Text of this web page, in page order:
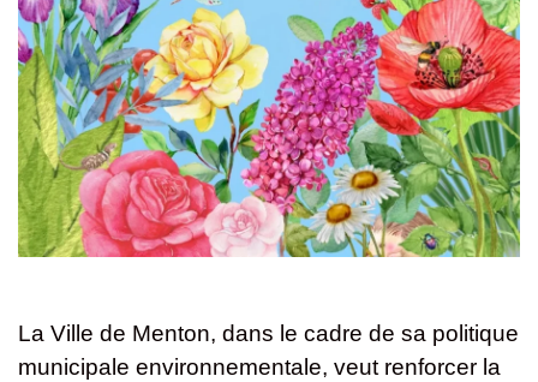
La Ville de Menton, dans le cadre de sa politique
municipale environnementale, veut renforcer la